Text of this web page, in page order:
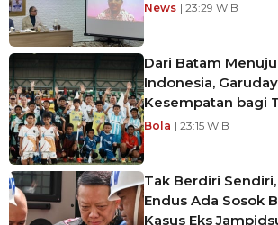
News | 23:29 WIB
Dari Batam
Indonesia,
Kesempatan bagi
Bola | 23:15 WIB
Tak Berdiri
Endus Ada Sosok
Kasus Eks